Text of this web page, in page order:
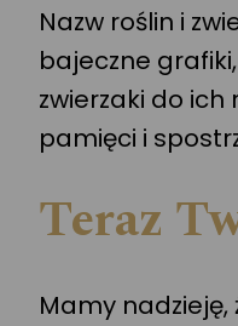
Nazw roślin i
bajeczne
zwierzaki do
pamięci i
Teraz
Mamy